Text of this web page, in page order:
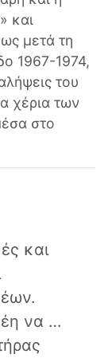
και
μετά τη
1967-1974,
του
χέρια των
στο
και
να …